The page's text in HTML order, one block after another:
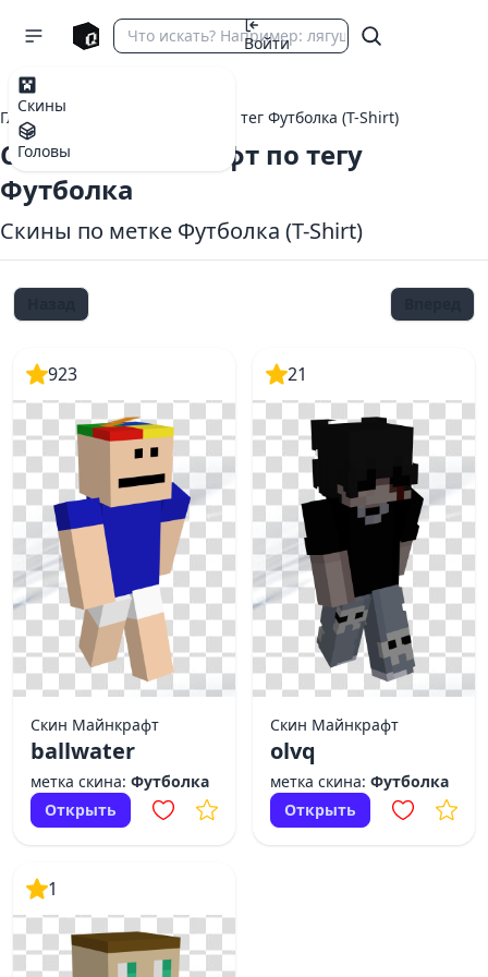
Скины
Головы
Войти
Главная тег Футболка (T-Shirt)
Скины Майнкрафт по тегу
Футболка
Скины по метке Футболка (T-Shirt)
923
Скин Майнкрафт
ballwater
метка скина: Футболка
Открыть
21
Скин Майнкрафт
olvq
метка скина: Футболка
Открыть
1